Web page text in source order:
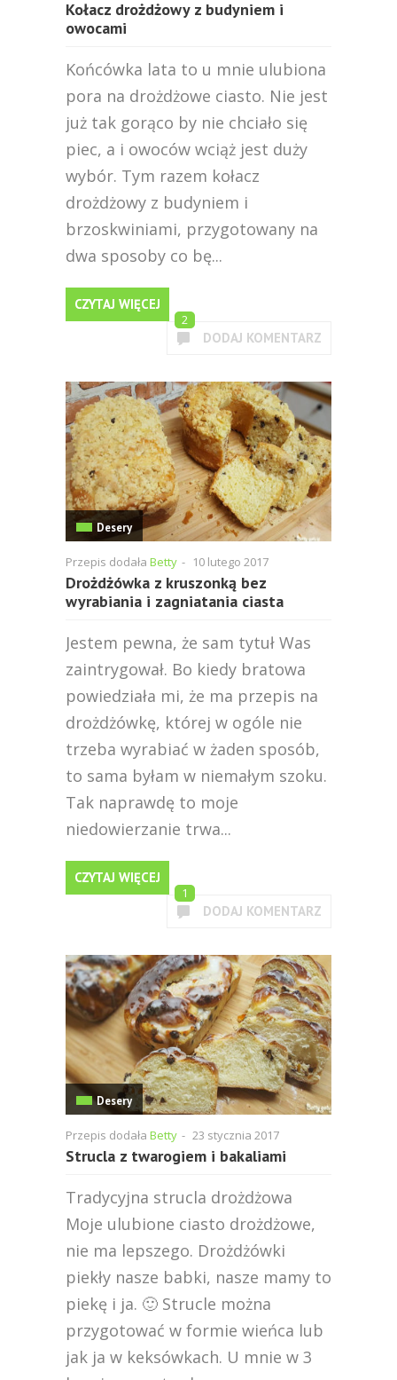
Kołacz drożdżowy z budyniem i
owocami
Końcówka lata to u mnie ulubiona
pora na drożdżowe ciasto. Nie jest
już tak gorąco by nie chciało się
piec, a i owoców wciąż jest duży
wybór. Tym razem kołacz
drożdżowy z budyniem i
brzoskwiniami, przygotowany na
dwa sposoby co bę...
CZYTAJ WIĘCEJ
2
DODAJ KOMENTARZ
Desery
Przepis dodała Betty - 10 lutego 2017
Drożdżówka z kruszonką bez
wyrabiania i zagniatania ciasta
Jestem pewna, że sam tytuł Was
zaintrygował. Bo kiedy bratowa
powiedziała mi, że ma przepis na
drożdżówkę, której w ogóle nie
trzeba wyrabiać w żaden sposób,
to sama byłam w niemałym szoku.
Tak naprawdę to moje
niedowierzanie trwa...
CZYTAJ WIĘCEJ
1
DODAJ KOMENTARZ
Desery
Przepis dodała Betty - 23 stycznia 2017
Strucla z twarogiem i bakaliami
Tradycyjna strucla drożdżowa
Moje ulubione ciasto drożdżowe,
nie ma lepszego. Drożdżówki
piekły nasze babki, nasze mamy to
piekę i ja. 🙂 Strucle można
przygotować w formie wieńca lub
jak ja w keksówkach. U mnie w 3